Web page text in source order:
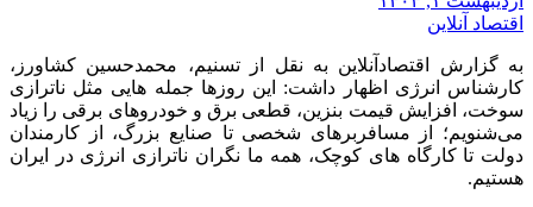
اقتصاد آنلاین
به گزارش اقتصادآنلاین به نقل از تسنیم، محمدحسین کشاورز،
کارشناس انرژی اظهار داشت: این روزها جمله هایی مثل ناترازی
سوخت، افزایش قیمت بنزین، قطعی برق و خودروهای برقی را زیاد
می‌شنویم؛ از مسافربرهای شخصی تا صنایع بزرگ، از کارمندان
دولت تا کارگاه های کوچک، همه ما نگران ناترازی انرژی در ایران
هستیم.